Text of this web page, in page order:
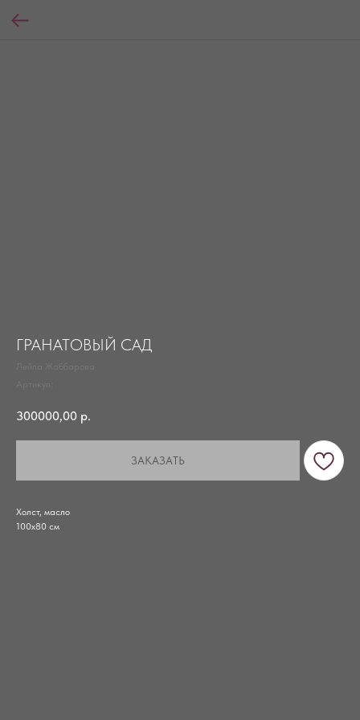
ГРАНАТОВЫЙ САД
300000,00 р.
ЗАКАЗАТЬ
Холст, масло
100х80 см